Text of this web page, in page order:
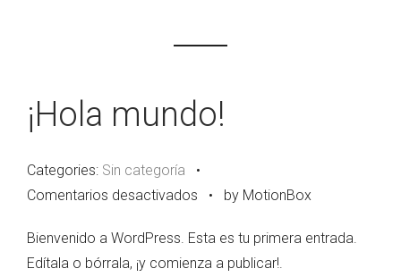
¡Hola mundo!
Categories: Sin categoría •
Comentarios desactivados en
mundo!
• by MotionBox
Bienvenido a WordPress. Esta es tu primera entrada.
Edítala o bórrala, ¡y comienza a publicar!.